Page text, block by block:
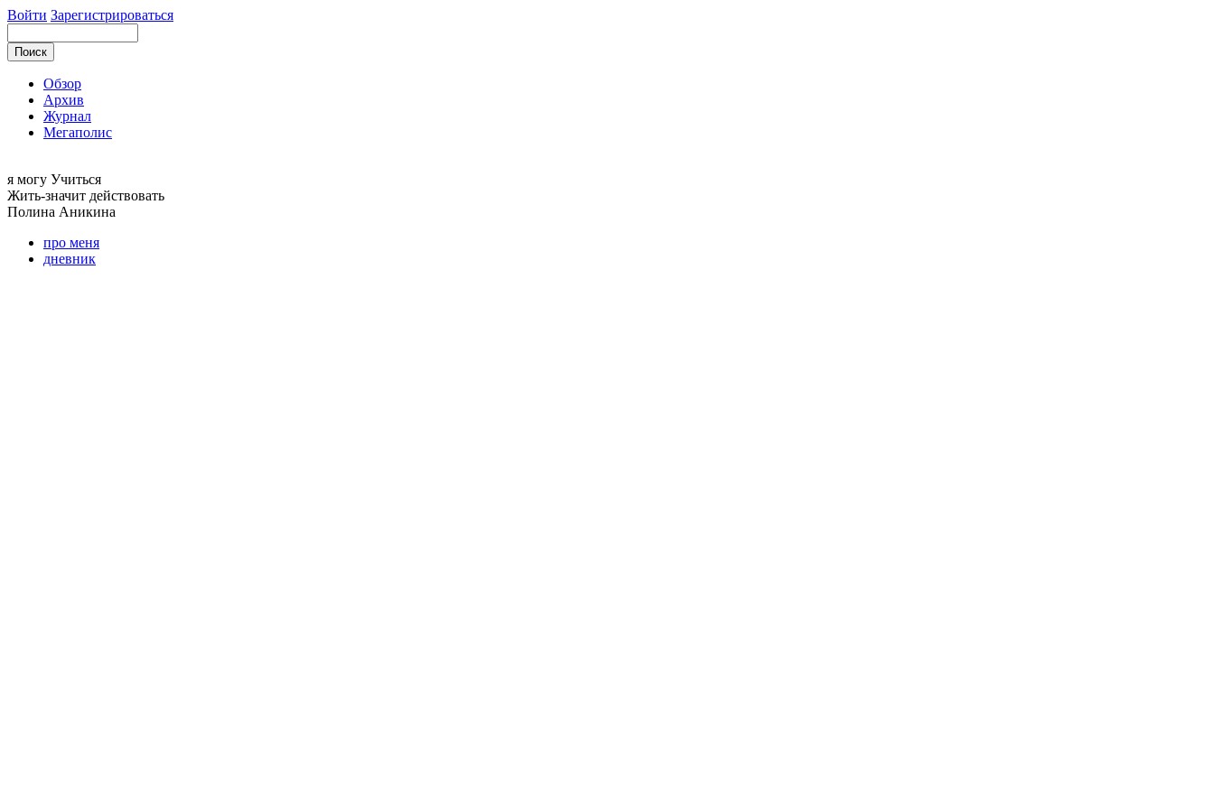
Войти Зарегистрироваться
Обзор
Архив
Журнал
Мегаполис
я могу Учиться
Жить-значит действовать
Полина Аникина
про меня
дневник